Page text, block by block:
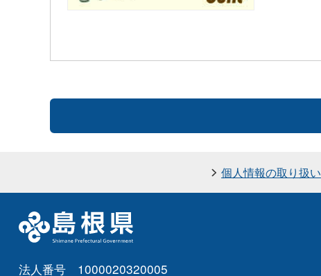
個人情報の取り扱い
法人番号 1000020320005